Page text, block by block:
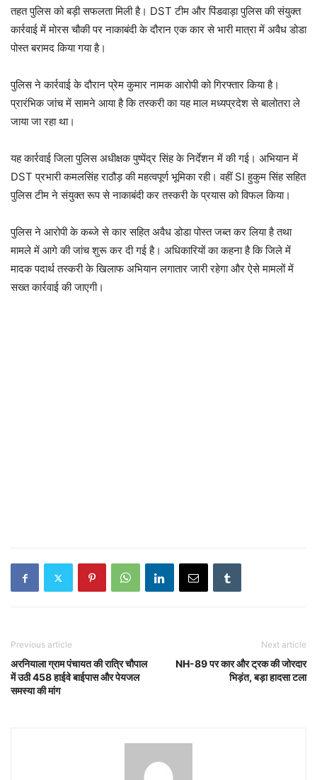
तहत पुलिस को बड़ी सफलता मिली है। DST टीम और पिंडवाड़ा पुलिस की संयुक्त
कार्रवाई में मोरस चौकी पर नाकाबंदी के दौरान एक कार से भारी मात्रा में अवैध डोडा
पोस्त बरामद किया गया है।
पुलिस ने कार्रवाई के दौरान प्रेम कुमार नामक आरोपी को गिरफ्तार किया है।
प्रारंभिक जांच में सामने आया है कि तस्करी का यह माल मध्यप्रदेश से बालोतरा ले
जाया जा रहा था।
यह कार्रवाई जिला पुलिस अधीक्षक पुष्पेंद्र सिंह के निर्देशन में की गई। अभियान में
DST प्रभारी कमलसिंह राठौड़ की महत्वपूर्ण भूमिका रही। वहीं SI हुकुम सिंह सहित
पुलिस टीम ने संयुक्त रूप से नाकाबंदी कर तस्करी के प्रयास को विफल किया।
पुलिस ने आरोपी के कब्जे से कार सहित अवैध डोडा पोस्त जब्त कर लिया है तथा
मामले में आगे की जांच शुरू कर दी गई है। अधिकारियों का कहना है कि जिले में
मादक पदार्थ तस्करी के खिलाफ अभियान लगातार जारी रहेगा और ऐसे मामलों में
सख्त कार्रवाई की जाएगी।
Previous article
अरनियाला ग्राम पंचायत की रात्रि चौपाल
में उठी 458 हाईवे बाईपास और पेयजल
समस्या की मांग
Next article
NH-89 पर कार और ट्रक की जोरदार
भिड़ंत, बड़ा हादसा टला